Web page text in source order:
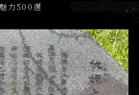
力500選